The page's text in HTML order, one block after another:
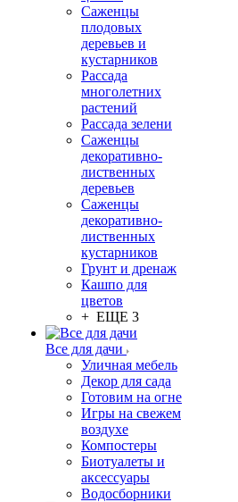
Саженцы
плодовых
деревьев и
кустарников
Рассада
многолетних
растений
Рассада зелени
Саженцы
декоративно-
лиственных
деревьев
Саженцы
декоративно-
лиственных
кустарников
Грунт и дренаж
Кашпо для
цветов
+ ЕЩЕ 3
Все для дачи
Уличная мебель
Декор для сада
Готовим на огне
Игры на свежем
воздухе
Компостеры
Биотуалеты и
аксессуары
Водосборники